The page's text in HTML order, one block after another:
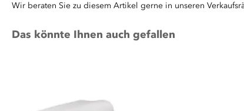
Wir beraten Sie zu diesem Artikel gerne in unseren
Das könnte Ihnen auch gefallen